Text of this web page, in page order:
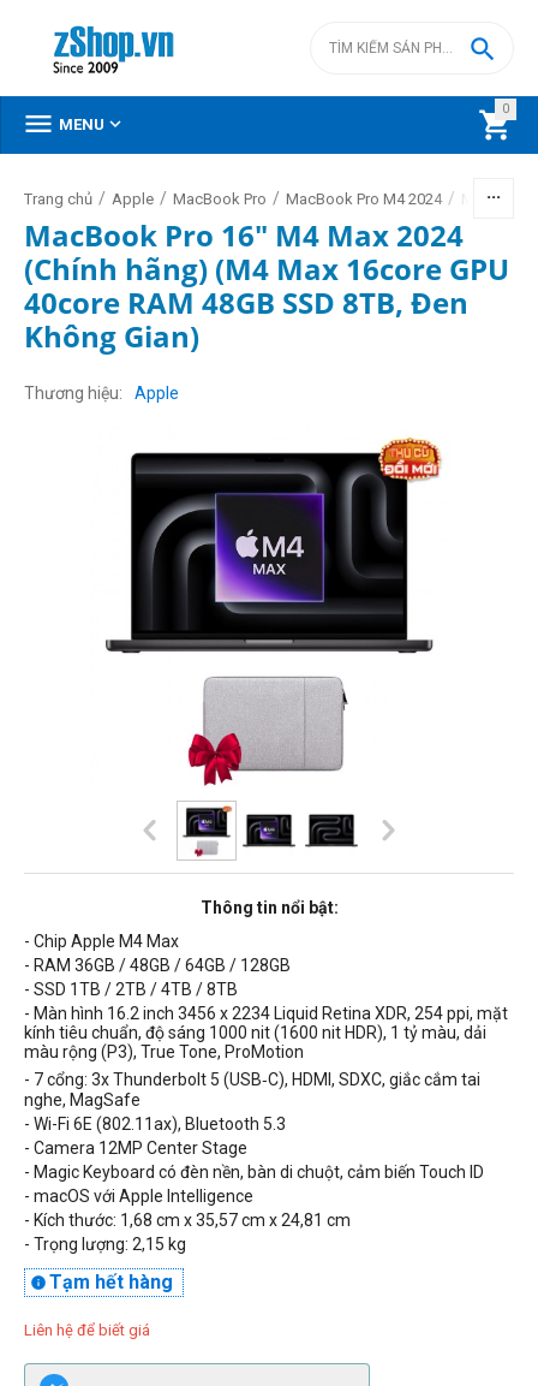
0


 MENU 
Trang chủ / Apple / MacBook Pro / MacBook Pro M4 2024 / MacBook
MacBook Pro 16" M4 Max 2024
(Chính hãng) (M4 Max 16core GPU
40core RAM 48GB SSD 8TB, Đen
Không Gian)
Thương hiệu Apple
Thông tin nổi bật:
- Chip Apple M4 Max
- RAM 36GB / 48GB / 64GB / 128GB
- SSD 1TB / 2TB / 4TB / 8TB
- Màn hình 16.2 inch 3456 x 2234 Liquid Retina XDR, 254 ppi, mặt
kính tiêu chuẩn, độ sáng 1000 nit (1600 nit HDR), 1 tỷ màu, dải
màu rộng (P3), True Tone, ProMotion
- 7 cổng: 3x Thunderbolt 5 (USB‑C), HDMI, SDXC, giắc cắm tai
nghe, MagSafe
- Wi-Fi 6E (802.11ax), Bluetooth 5.3
- Camera 12MP Center Stage
- Magic Keyboard có đèn nền, bàn di chuột, cảm biến Touch ID
- macOS với Apple Intelligence
- Kích thước: 1,68 cm x 35,57 cm x 24,81 cm
- Trọng lượng: 2,15 kg
Tạm hết hàng

Liên hệ để biết giá